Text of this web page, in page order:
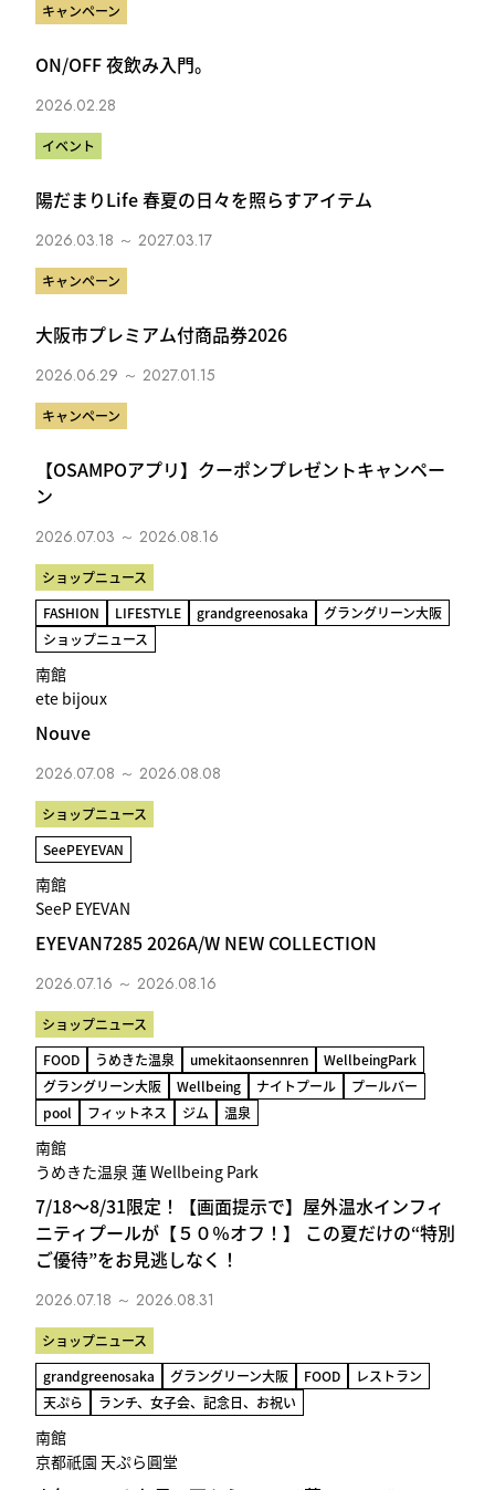
キャンペーン
ON/OFF 夜飲み入門。
2026.02.28
イベント
陽だまりLife 春夏の日々を照らすアイテム
2026.03.18 ～ 2027.03.17
キャンペーン
大阪市プレミアム付商品券2026
2026.06.29 ～ 2027.01.15
キャンペーン
【OSAMPOアプリ】クーポンプレゼントキャンペー
ン
2026.07.03 ～ 2026.08.16
ショップニュース
FASHION
LIFESTYLE grandgreenosaka
グラングリーン大阪
ショップニュース
南館
ete bijoux
Nouve
2026.07.08 ～ 2026.08.08
ショップニュース
SeePEYEVAN
南館
SeeP EYEVAN
EYEVAN7285 2026A/W NEW COLLECTION
2026.07.16 ～ 2026.08.16
ショップニュース
FOOD
うめきた温泉 umekitaonsennren
WellbeingPark
グラングリーン大阪
Wellbeing ナイトプール
プールバー
pool
フィットネス ジム 温泉
南館
うめきた温泉 蓮 Wellbeing Park
7/18～8/31限定！【画面提示で】屋外温水インフィ
ニティプールが【５０％オフ！】 この夏だけの“特別
ご優待”をお見逃しなく！
2026.07.18 ～ 2026.08.31
ショップニュース
grandgreenosaka
グラングリーン大阪 FOOD
レストラン
天ぷら
ランチ、女子会、記念日、お祝い
南館
京都祇園 天ぷら圓堂